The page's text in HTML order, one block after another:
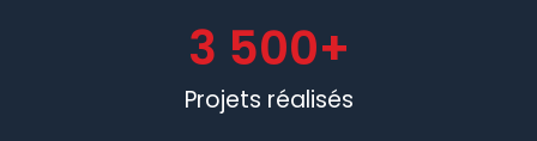
3 500+
Projets réalisés